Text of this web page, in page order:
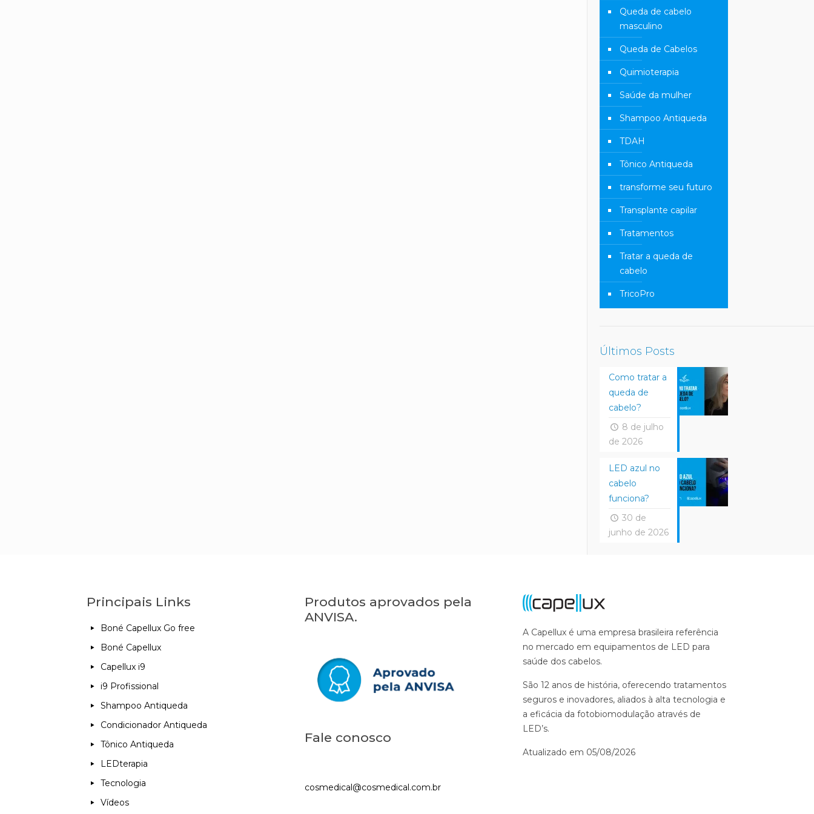
Queda de cabelo
masculino
Queda de Cabelos
Quimioterapia
Saúde da mulher
Shampoo Antiqueda
TDAH
Tônico Antiqueda
transforme seu futuro
Transplante capilar
Tratamentos
Tratar a queda de
cabelo
TricoPro
Últimos Posts
Como tratar a
queda de
cabelo?
8 de julho
de 2026
LED azul no
cabelo
funciona?
30 de
junho de 2026
Principais Links
Boné Capellux Go free
Boné Capellux
Capellux i9
i9 Profissional
Shampoo Antiqueda
Condicionador Antiqueda
Tônico Antiqueda
LEDterapia
Tecnologia
Vídeos
Produtos aprovados pela
ANVISA.
Fale conosco
cosmedical@cosmedical.com.br
A Capellux é uma empresa brasileira referência
no mercado em equipamentos de LED para
saúde dos cabelos.
São 12 anos de história, oferecendo tratamentos
seguros e inovadores, aliados à alta tecnologia e
a eficácia da fotobiomodulação através de
LED’s.
Atualizado em 05/08/2026